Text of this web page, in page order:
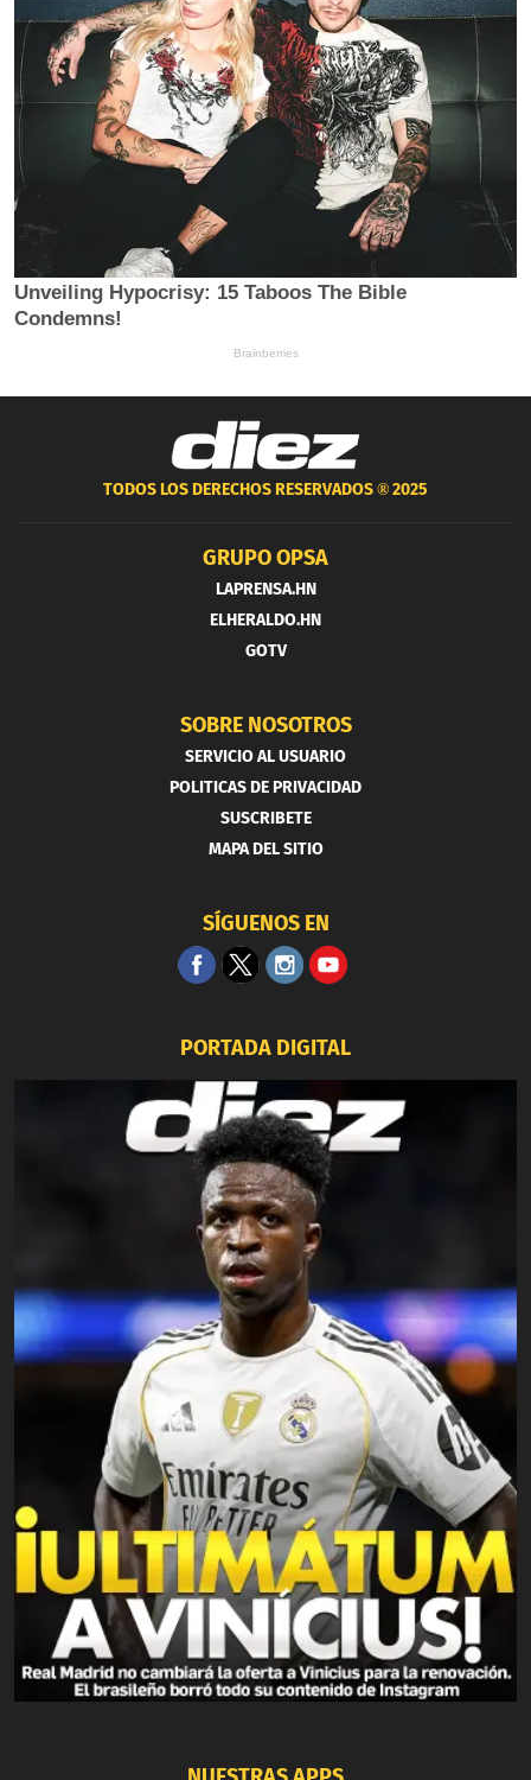
TODOS LOS DERECHOS RESERVADOS ®2025
GRUPO OPSA
LAPRENSA.HN
ELHERALDO.HN
GOTV
SOBRE NOSOTROS
SERVICIO AL USUARIO
POLITICAS DE PRIVACIDAD
SUSCRIBETE
MAPA DEL SITIO
SÍGUENOS EN
PORTADA DIGITAL